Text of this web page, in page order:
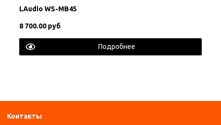
LAudio WS-MB45
8 700.00 руб
Подробнее
Контакты